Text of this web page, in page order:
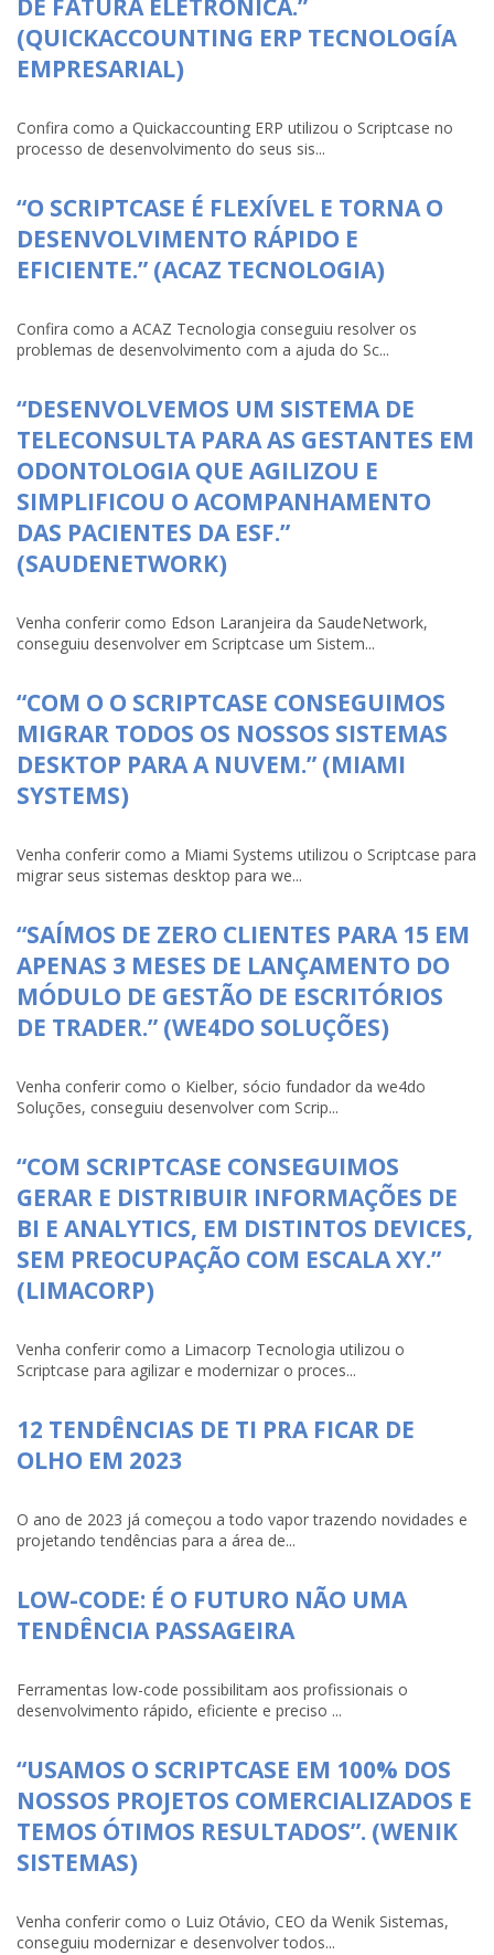
DE FATURA ELETRÔNICA.”
(QUICKACCOUNTING ERP TECNOLOGÍA
EMPRESARIAL)
Confira como a Quickaccounting ERP utilizou o Scriptcase no
processo de desenvolvimento do seus sis...
“O SCRIPTCASE É FLEXÍVEL E TORNA O
DESENVOLVIMENTO RÁPIDO E
EFICIENTE.” (ACAZ TECNOLOGIA)
Confira como a ACAZ Tecnologia conseguiu resolver os
problemas de desenvolvimento com a ajuda do Sc...
“DESENVOLVEMOS UM SISTEMA DE
TELECONSULTA PARA AS GESTANTES EM
ODONTOLOGIA QUE AGILIZOU E
SIMPLIFICOU O ACOMPANHAMENTO
DAS PACIENTES DA ESF.”
(SAUDENETWORK)
Venha conferir como Edson Laranjeira da SaudeNetwork,
conseguiu desenvolver em Scriptcase um Sistem...
“COM O O SCRIPTCASE CONSEGUIMOS
MIGRAR TODOS OS NOSSOS SISTEMAS
DESKTOP PARA A NUVEM.” (MIAMI
SYSTEMS)
Venha conferir como a Miami Systems utilizou o Scriptcase para
migrar seus sistemas desktop para we...
“SAÍMOS DE ZERO CLIENTES PARA 15 EM
APENAS 3 MESES DE LANÇAMENTO DO
MÓDULO DE GESTÃO DE ESCRITÓRIOS
DE TRADER.” (WE4DO SOLUÇÕES)
Venha conferir como o Kielber, sócio fundador da we4do
Soluções, conseguiu desenvolver com Scrip...
“COM SCRIPTCASE CONSEGUIMOS
GERAR E DISTRIBUIR INFORMAÇÕES DE
BI E ANALYTICS, EM DISTINTOS DEVICES,
SEM PREOCUPAÇÃO COM ESCALA XY.”
(LIMACORP)
Venha conferir como a Limacorp Tecnologia utilizou o
Scriptcase para agilizar e modernizar o proces...
12 TENDÊNCIAS DE TI PRA FICAR DE
OLHO EM 2023
O ano de 2023 já começou a todo vapor trazendo novidades e
projetando tendências para a área de...
LOW-CODE: É O FUTURO NÃO UMA
TENDÊNCIA PASSAGEIRA
Ferramentas low-code possibilitam aos profissionais o
desenvolvimento rápido, eficiente e preciso ...
“USAMOS O SCRIPTCASE EM 100% DOS
NOSSOS PROJETOS COMERCIALIZADOS E
TEMOS ÓTIMOS RESULTADOS”. (WENIK
SISTEMAS)
Venha conferir como o Luiz Otávio, CEO da Wenik Sistemas,
conseguiu modernizar e desenvolver todos...